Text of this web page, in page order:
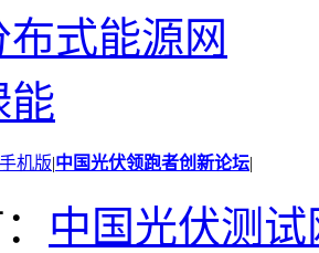
布式能源网
能
手机版|中国光伏领跑者创新论坛|
中国光伏测试